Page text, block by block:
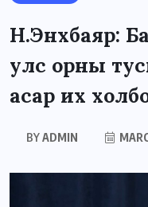
Н.Энхбаяр:
улс орны
асар их
BYADMIN